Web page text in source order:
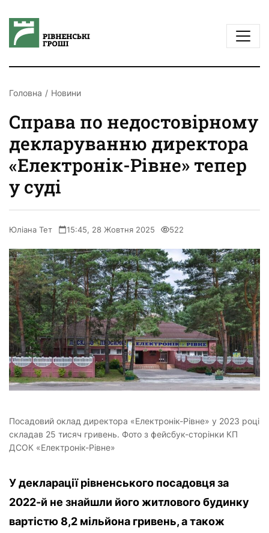
Головна Новини
Справа по недостовірному
декларуванню директора
«Електронік-Рівне» тепер
у суді
Юліана Тет 15:45, 28 Жовтня 2025 522
Посадовий оклад директора «Електронік-Рівне» у 2023 році
складав 25 тисяч гривень. Фото з фейсбук-сторінки КП
ДСОК «Електронік-Рівне»
У декларації рівненського посадовця за
2022-й не знайшли його житлового будинку
вартістю 8,2 мільйона гривень, а також